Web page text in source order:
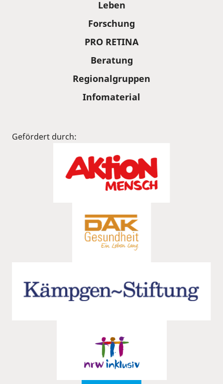
Leben
Forschung
PRO RETINA
Beratung
Regionalgruppen
Infomaterial
Gefördert durch: